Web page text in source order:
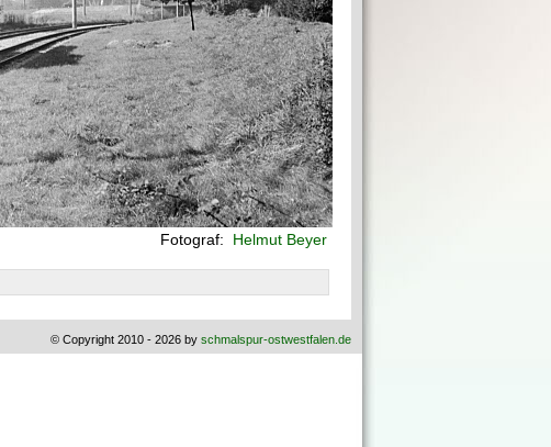
Fotograf: Helmut Beyer
© Copyright 2010 - 2026 by schmalspur-ostwestfalen.de